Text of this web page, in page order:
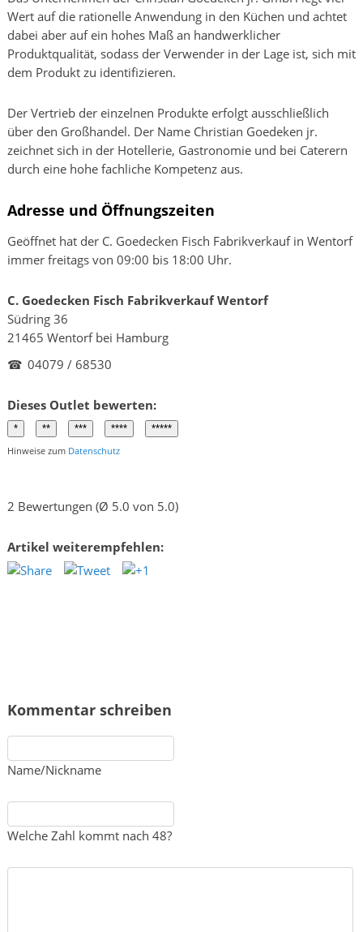
Wert auf die rationelle Anwendung in den Küchen und achtet
dabei aber auf ein hohes Maß an handwerklicher
Produktqualität, sodass der Verwender in der Lage ist, sich mit
dem Produkt zu identifizieren.
Der Vertrieb der einzelnen Produkte erfolgt ausschließlich
über den Großhandel. Der Name Christian Goedeken jr.
zeichnet sich in der Hotellerie, Gastronomie und bei Caterern
durch eine hohe fachliche Kompetenz aus.
Adresse und Öffnungszeiten
Geöffnet hat der C. Goedecken Fisch Fabrikverkauf in Wentorf
immer freitags von 09:00 bis 18:00 Uhr.
C. Goedecken Fisch Fabrikverkauf Wentorf
Südring 36
21465 Wentorf bei Hamburg
☎ 04079 / 68530
Dieses Outlet bewerten:
Hinweise zum Datenschutz
2 Bewertungen (Ø 5.0 von 5.0)
Artikel weiterempfehlen:
Kommentar schreiben
Name/Nickname
Welche Zahl kommt nach 48?